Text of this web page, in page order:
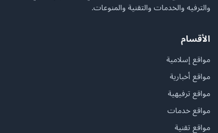
والترفيه والخدمات والتقنية والمنوعات.
الأقسام
مواقع إسلامية
مواقع أخبارية
مواقع ترفيهية
مواقع خدمات
مواقع تقنية